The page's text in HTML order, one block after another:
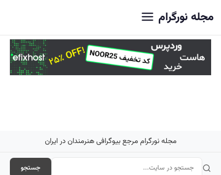
مجله نورگرام
مجله نورگرام مرجع بیوگرافی هنرمندان در ایران
جستجو